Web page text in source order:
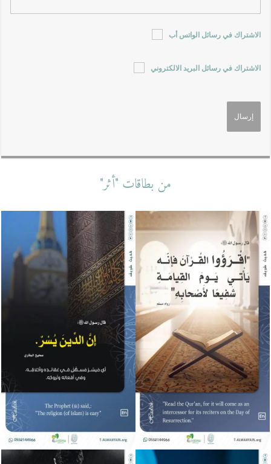
الاشتراك في رسائل الواتس أب
الاشتراك في رسائل البريد الالكتروني
من بطاقات "أثر"